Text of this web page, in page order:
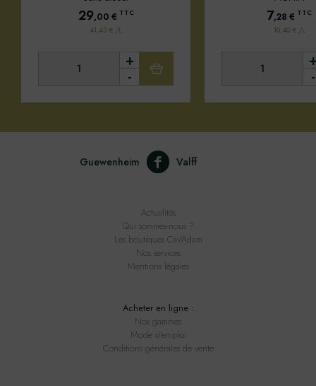
29,00 € TTC
41,43 € /L
-
+
7,28 € TTC
10,40 € /L
-
Guewenheim Valff
Actualités
Qui sommes-nous ?
Les boutiques Cav'Adam
Nos services
Mentions légales
Acheter en ligne :
Nos gammes
Mode d'emploi
Conditions générales de vente